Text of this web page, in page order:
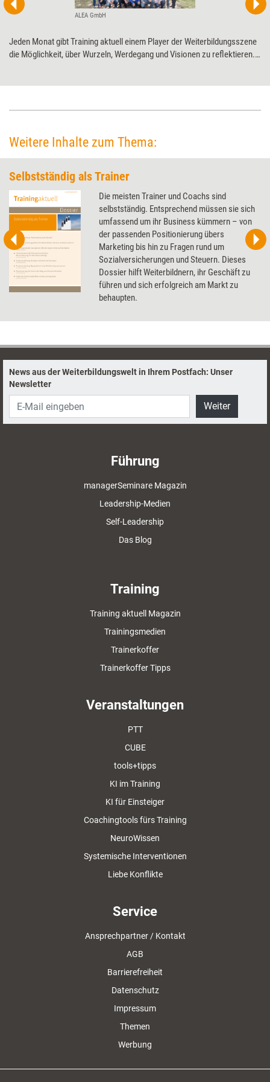
ALEA GmbH
Jeden Monat gibt Training aktuell einem Player der Weiterbildungsszene
die Möglichkeit, über Wurzeln, Werdegang und Visionen zu ­reflektieren.
Weitere Inhalte zum Thema:
Selbstständig als Trainer
Die meisten Trainer und Coachs sind
selbstständig. Entsprechend müssen sie sich
umfassend um ihr Business kümmern – von
der passenden Positionierung übers
Marketing bis hin zu Fragen rund um
Sozialversicherungen und Steuern. Dieses
Dossier hilft Weiterbildnern, ihr Geschäft zu
führen und sich erfolgreich am Markt zu
behaupten.
News aus der Weiterbildungswelt in Ihrem Postfach: Unser
Newsletter
Weiter
Führung
managerSeminare Magazin
Leadership-Medien
Self-Leadership
Das Blog
Training
Training aktuell Magazin
Trainingsmedien
Trainerkoffer
Trainerkoffer Tipps
Veranstaltungen
PTT
CUBE
tools+tipps
KI im Training
KI für Einsteiger
Coachingtools fürs Training
NeuroWissen
Systemische Interventionen
Liebe Konflikte
Service
Ansprechpartner / Kontakt
AGB
Barrierefreiheit
Datenschutz
Impressum
Themen
Werbung